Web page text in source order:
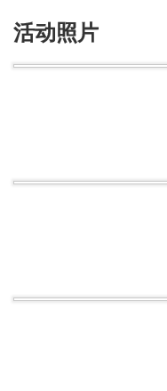
活动照片